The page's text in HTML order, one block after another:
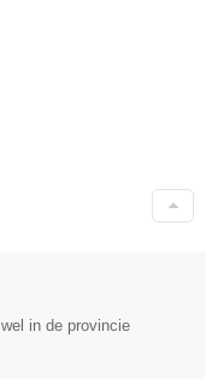
in de provincie